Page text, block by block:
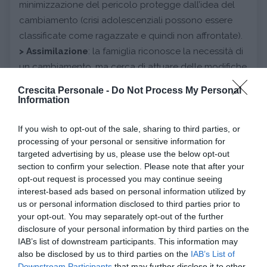
Crescita Personale - Do Not Process My Personal
Information
If you wish to opt-out of the sale, sharing to third parties, or
processing of your personal or sensitive information for
targeted advertising by us, please use the below opt-out
section to confirm your selection. Please note that after your
opt-out request is processed you may continue seeing
interest-based ads based on personal information utilized by
us or personal information disclosed to third parties prior to
your opt-out. You may separately opt-out of the further
disclosure of your personal information by third parties on the
IAB’s list of downstream participants. This information may
also be disclosed by us to third parties on the IAB’s List of
minimizzazione del pericolo protegge dall’idea del
cambiamento (crisi adolescenziali possono essere
classificate come ragazzate e quindi non affrontate).
> Assimilazione: la famiglia riconosce la necessità di
un cambiamento, ma cerca di attuare delle modifiche
il più superficiali possibile lasciando intatta la struttura
della famiglia (l’arrivo del secondo figlio, porta ad un
più capace del fratellino, ma resta pur sempre un
figlio).
La via privilegiata allarisoluzione della crisiè
sicuramente quella attiva che vede la famiglia
cercare di inglobare il cambiamento: riducendo gli
eventi stressanti, cercando nuove risorse all’interno,
ma anche all’esterno della famiglia e elaborando le
tensioni dandole un nuovo significato.